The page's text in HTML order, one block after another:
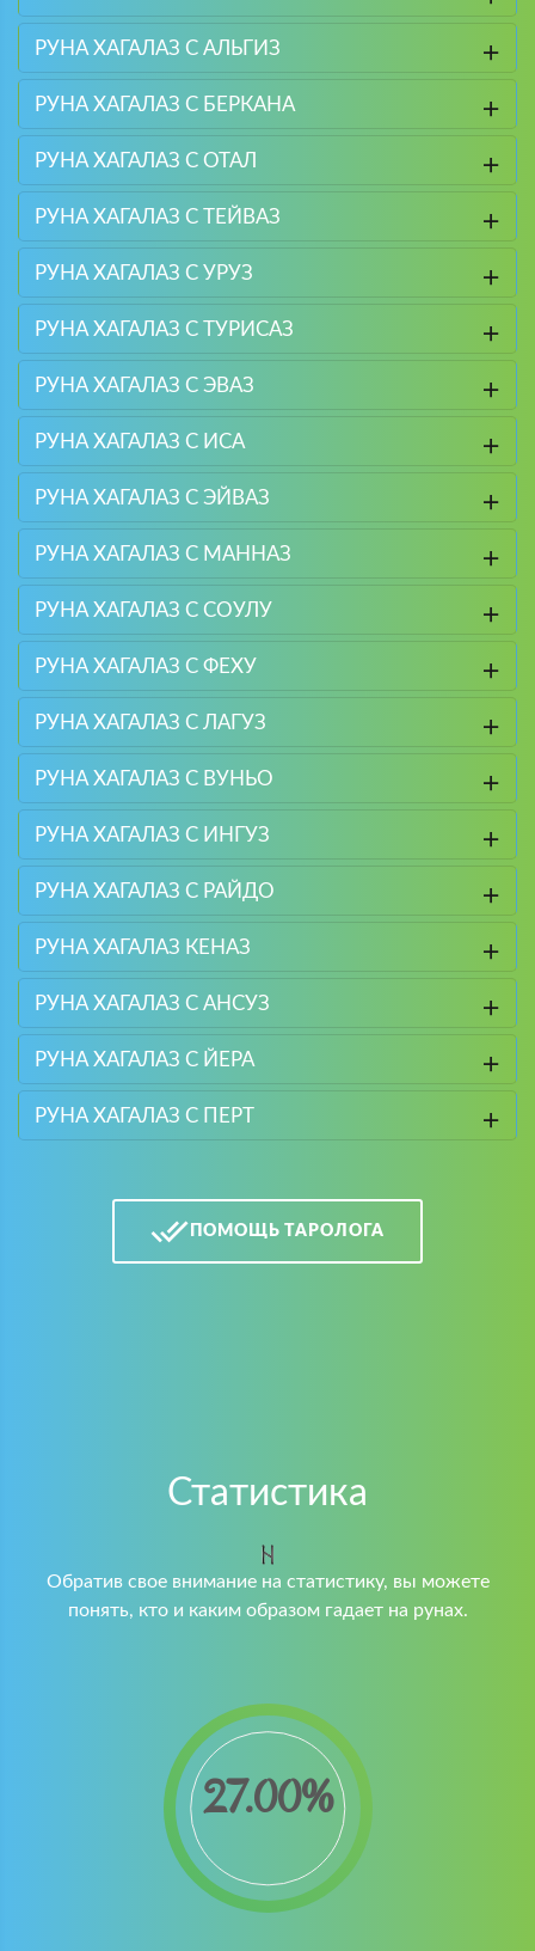
РУНА ХАГАЛАЗ С АЛЬГИЗ
РУНА ХАГАЛАЗ С БЕРКАНА
РУНА ХАГАЛАЗ С ОТАЛ
РУНА ХАГАЛАЗ С ТЕЙВАЗ
РУНА ХАГАЛАЗ С УРУЗ
РУНА ХАГАЛАЗ С ТУРИСАЗ
РУНА ХАГАЛАЗ С ЭВАЗ
РУНА ХАГАЛАЗ С ИСА
РУНА ХАГАЛАЗ С ЭЙВАЗ
РУНА ХАГАЛАЗ С МАННАЗ
РУНА ХАГАЛАЗ С СОУЛУ
РУНА ХАГАЛАЗ С ФЕХУ
РУНА ХАГАЛАЗ С ЛАГУЗ
РУНА ХАГАЛАЗ С ВУНЬО
РУНА ХАГАЛАЗ С ИНГУЗ
РУНА ХАГАЛАЗ С РАЙДО
РУНА ХАГАЛАЗ КЕНАЗ
РУНА ХАГАЛАЗ С АНСУЗ
РУНА ХАГАЛАЗ С ЙЕРА
РУНА ХАГАЛАЗ С ПЕРТ
ПОМОЩЬ ТАРОЛОГА
Статистика
Обратив свое внимание на статистику, вы можете
понять, кто и каким образом гадает на рунах.
27.00